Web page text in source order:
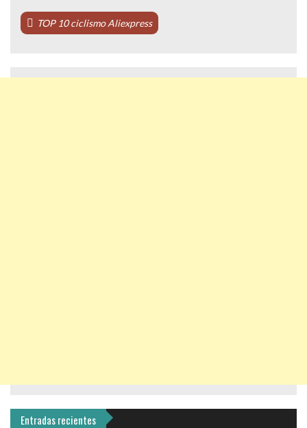
TOP 10 ciclismo Aliexpress
Entradas recientes